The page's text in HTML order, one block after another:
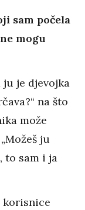
sam počela
mogu
je djevojka
na što
može
ju
to sam i ja
korisnice